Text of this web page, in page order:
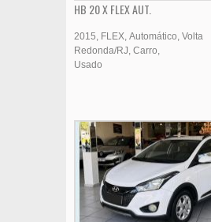
HB 20 X FLEX AUT.
2015 FLEX Automático Volta
Redonda/RJ Carro
Usado